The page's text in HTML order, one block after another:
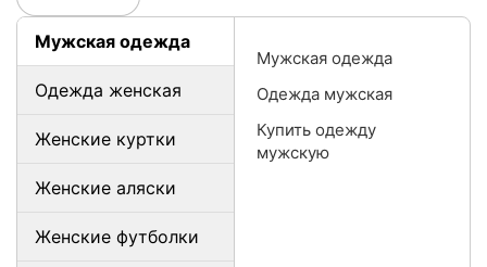
Мужская одежда
Одежда женская
Женские куртки
Женские аляски
Женские футболки
Мужская одежда
Одежда мужская
Купить одежду
мужскую